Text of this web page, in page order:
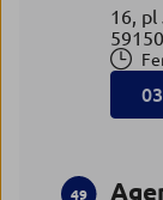
16, pl
49